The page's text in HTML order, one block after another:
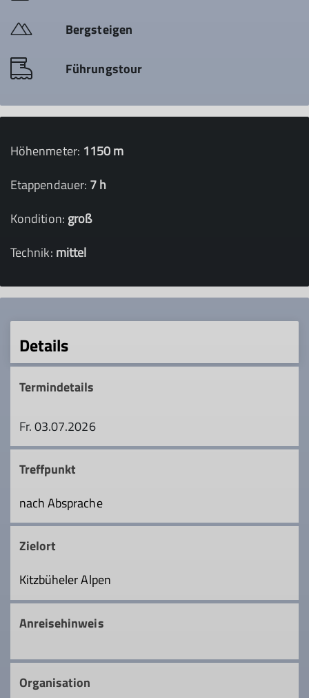
Bergsteigen
Führungstour
Höhenmeter: 1150 m
Etappendauer: 7 h
Kondition: groß
Technik: mittel
Details
Termindetails
Fr. 03.07.2026
Treffpunkt
nach Absprache
Zielort
Kitzbüheler Alpen
Anreisehinweis
Organisation